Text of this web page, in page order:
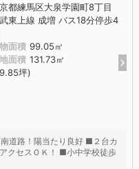
都練馬区大泉学園町8丁目
東上線 成増 バス18分停歩4
面積 99.05㎡
面積 131.73㎡
坪)
道路！陽当たり良好 ■２台カ
クセスＯＫ！ ■小中学校徒歩